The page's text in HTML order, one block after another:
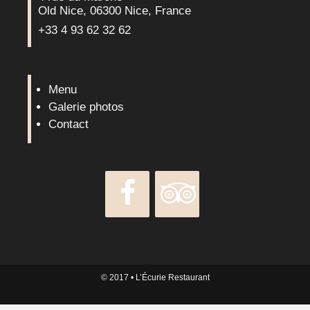
Old Nice, 06300 Nice, France
+33 4 93 62 32 62
Menu
Galerie photos
Contact
© 2017 • L’Écurie Restaurant